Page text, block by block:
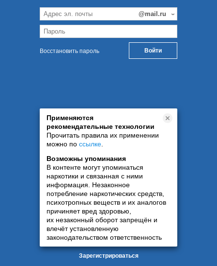
Восстановить пароль
Применяются
рекомендательные технологии
Прочитать правила их применении
можно по ссылке
Возможны упоминания
В контенте могут упоминаться
наркотики и связанная с ними
информация. Незаконное
потребление наркотических средств,
психотропных веществ и их аналогов
причиняет вред здоровью,
их незаконный оборот запрещён и
влечёт установленную
законодательством ответственность
Зарегистрироваться